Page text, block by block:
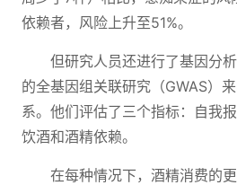
依赖者，风险上升至51%。
但研究人员还进行了基因分
的全基因组关联研究（GWAS）
系。他们评估了三个指标：自我
饮酒和酒精依赖。
在每种情况下，酒精消费的